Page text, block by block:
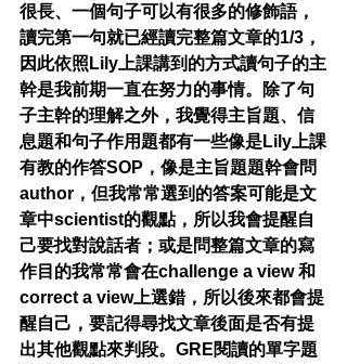
很長、一個句子可以有很多的修飾語，
讀完第一句就已經讀完整篇文章的1/3，
因此依照Lily上課講到的方式讀句子的主
幹是我前期一直在努力的事情。除了句
子主幹的理解之外，我覺得主旨題、信
息題和句子作用題都有一些像是Lily上課
有教的作答SOP，像是主旨題題幹會問
author，但我常常選到的答案可能是文
章中scientist的觀點，所以我會提醒自
己要找對說話者；或是問整篇文章的寫
作目的我常常會在challenge a view 和
correct a view上選錯，所以後來都會提
醒自己，要記得尋找文章後面是否有提
出其他觀點來判段。GRE閱讀的單字題